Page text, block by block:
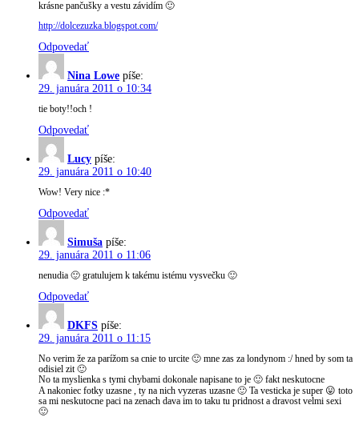
krásne pančušky a vestu závidím 🙂
http://dolcezuzka.blogspot.com/
Odpovedať
Nina Lowe píše:
29. januára 2011 o 10:34
tie boty!!och !
Odpovedať
Lucy píše:
29. januára 2011 o 10:40
Wow! Very nice :*
Odpovedať
Simuša píše:
29. januára 2011 o 11:06
nenudia 🙂 gratulujem k takému istému vysvečku 🙂
Odpovedať
DKFS píše:
29. januára 2011 o 11:15
No verim že za parížom sa cnie to urcite 🙂 mne zas za londynom :/ hned by som ta
odisiel zit 🙂
No ta myslienka s tymi chybami dokonale napisane to je 🙂 fakt neskutocne
A nakoniec fotky uzasne , ty na nich vyzeras uzasne 🙂 Ta vesticka je super 😛 toto
sa mi neskutocne paci na zenach dava im to taku tu pridnost a dravost velmi sexi
🙂